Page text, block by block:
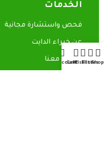
الخدمات
فحص واستشارة مجانية
عن خبراء الدايت
تواصل معنا Shop
Filters
Wishlist
Cart
My account